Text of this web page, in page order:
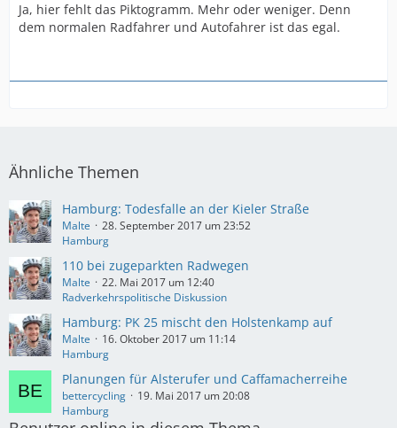
Ja, hier fehlt das Piktogramm. Mehr oder weniger. Denn
dem normalen Radfahrer und Autofahrer ist das egal.
Ähnliche Themen
Hamburg: Todesfalle an der Kieler Straße
Malte
28. September 2017 um 23:52
Hamburg
110 bei zugeparkten Radwegen
Malte
22. Mai 2017 um 12:40
Radverkehrspolitische Diskussion
Hamburg: PK 25 mischt den Holstenkamp auf
Malte
16. Oktober 2017 um 11:14
Hamburg
Planungen für Alsterufer und Caffamacherreihe
bettercycling
19. Mai 2017 um 20:08
Hamburg